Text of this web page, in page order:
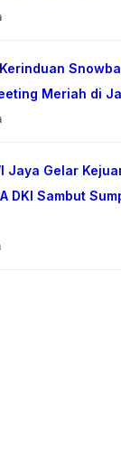
Meriah di
Jaya Gelar
DKI Sambut